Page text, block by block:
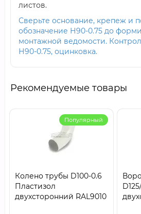
листов.
Сверьте основание, крепеж и
обозначение Н90-0.75 до
монтажной ведомости.
Н90-0.75, оцинковка.
Рекомендуемые товары
Популярный
Колено трубы D100-0.6
Пластизол
двухсторонний RAL9010